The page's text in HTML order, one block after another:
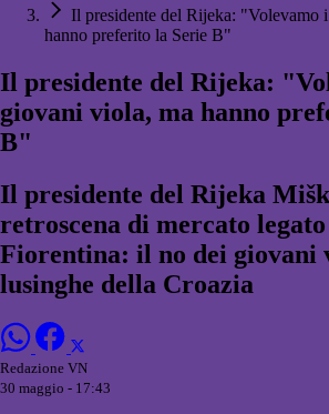
Il presidente del Rijeka: "Volevamo
hanno preferito la Serie B"
Il presidente del Rijeka:
giovani viola, ma hanno
B"
Il presidente del Rijeka
retroscena di mercato
Fiorentina: il no dei giovani
lusinghe della Croazia
Redazione VN
30 maggio - 17:43